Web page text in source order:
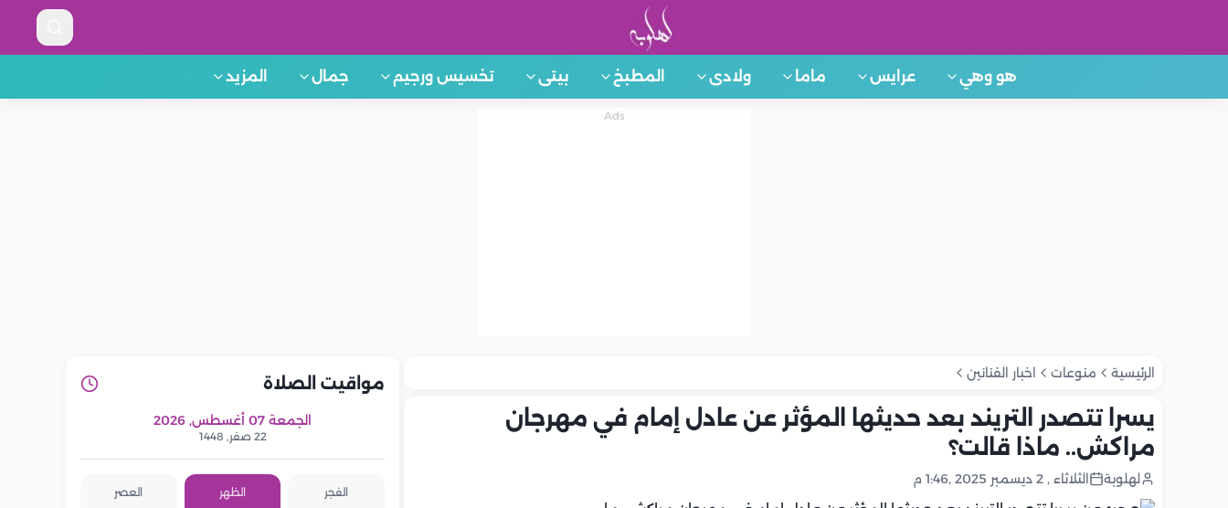
هو وهي عرايس ماما ولادى المطبخ بيتى تخسيس ورجيم جمال المزيد
الرئيسية منوعات اخبار الفنانين
يسرا تتصدر التريند بعد حديثها المؤثر عن عادل إمام في مهرجان
مراكش.. ماذا قالت؟
لهلوبة الثلاثاء , 2 ديسمبر 2025 ,1:46 م
مواقيت الصلاة
الجمعة 07 أغسطس, 2026
22 صفر, 1448
الفجر الظهر العصر